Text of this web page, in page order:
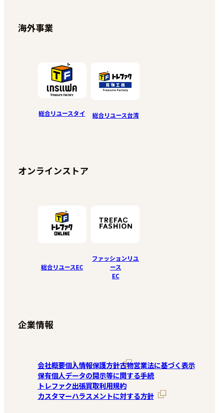
海外事業
総合リユースタイ 総合リユース台湾
オンラインストア
総合リユースEC
ファッションリユ
ース
EC
企業情報
会社概要個人情報保護方針古物営業法に基づく表示
保有個人データの開示等に関する手続
トレファク出張買取利用規約
カスタマーハラスメントに対する方針